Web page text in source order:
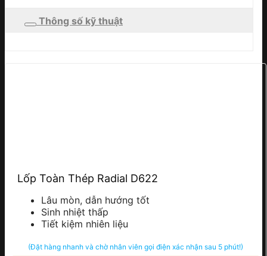
Thông số kỹ thuật
Lốp Toàn Thép Radial D622
Lâu mòn, dẫn hướng tốt
Sinh nhiệt thấp
Tiết kiệm nhiên liệu
(Đặt hàng nhanh và chờ nhân viên gọi điện xác nhận sau 5 phút!)